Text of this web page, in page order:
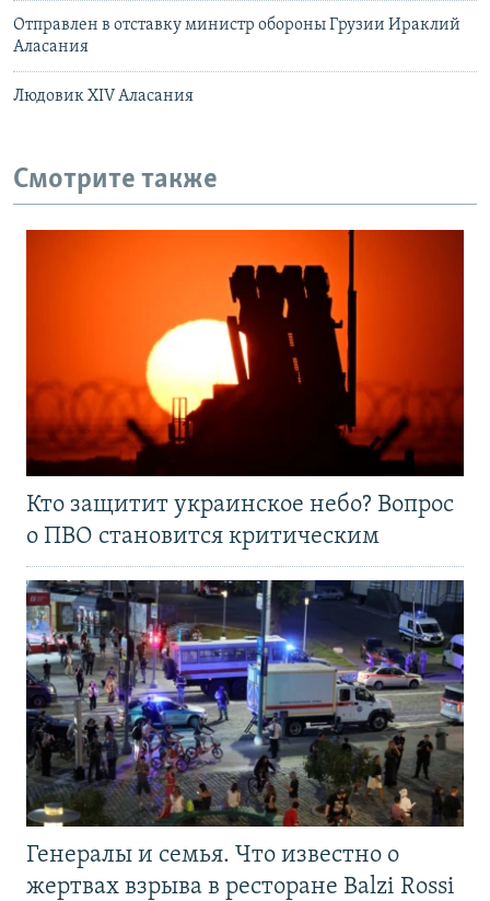
Отправлен в отставку министр обороны Грузии Ираклий
Аласания
Людовик XIV Аласания
Смотрите также
Кто защитит украинское небо? Вопрос
о ПВО становится критическим
Генералы и семья. Что известно о
жертвах взрыва в ресторане Balzi Rossi